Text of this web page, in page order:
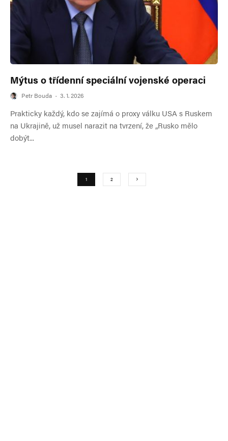
Mýtus o třídenní speciální vojenské operaci
Petr Bouda · 3. 1. 2026
Prakticky každý, kdo se zajímá o proxy válku USA s Ruskem
na Ukrajině, už musel narazit na tvrzení, že „Rusko mělo
dobýt...
1 2